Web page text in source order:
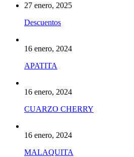
27 enero, 2025
Descuentos
16 enero, 2024
APATITA
16 enero, 2024
CUARZO CHERRY
16 enero, 2024
MALAQUITA